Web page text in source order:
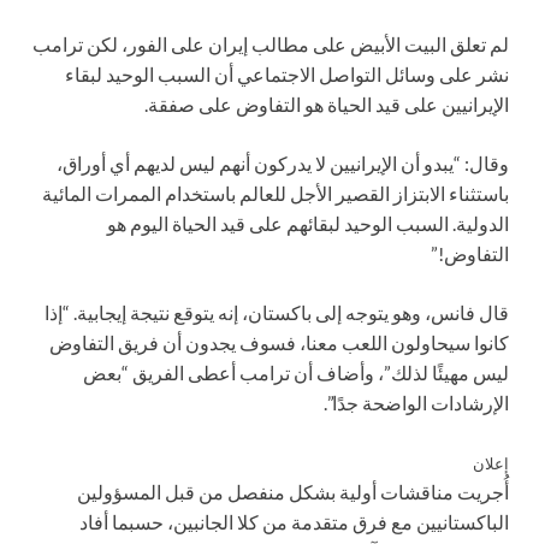
لم تعلق البيت الأبيض على مطالب إيران على الفور، لكن ترامب
نشر على وسائل التواصل الاجتماعي أن السبب الوحيد لبقاء
الإيرانيين على قيد الحياة هو التفاوض على صفقة.
وقال: “يبدو أن الإيرانيين لا يدركون أنهم ليس لديهم أي أوراق،
باستثناء الابتزاز القصير الأجل للعالم باستخدام الممرات المائية
الدولية. السبب الوحيد لبقائهم على قيد الحياة اليوم هو
التفاوض!”
قال فانس، وهو يتوجه إلى باكستان، إنه يتوقع نتيجة إيجابية. “إذا
كانوا سيحاولون اللعب معنا، فسوف يجدون أن فريق التفاوض
ليس مهيئًا لذلك”، وأضاف أن ترامب أعطى الفريق “بعض
الإرشادات الواضحة جدًا”.
إعلان
أُجريت مناقشات أولية بشكل منفصل من قبل المسؤولين
الباكستانيين مع فرق متقدمة من كلا الجانبين، حسبما أفاد